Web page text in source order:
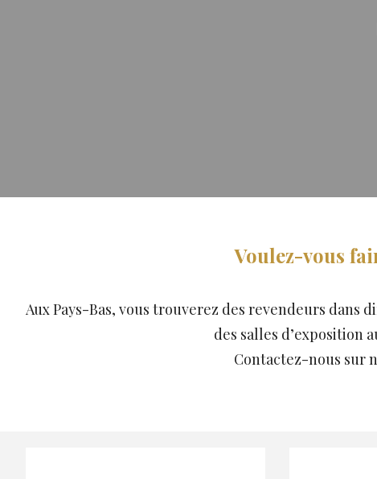
Voulez-vous
Aux Pays-Bas, vous trouverez des revendeurs dans
des salles d’exposition
Contactez-nous sur